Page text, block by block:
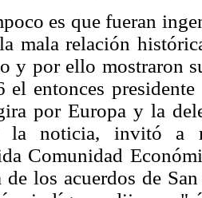
es que fueran
mala relación
y por ello mostraron
el entonces
por Europa y la
la noticia, invitó a
Comunidad
de los acuerdos de